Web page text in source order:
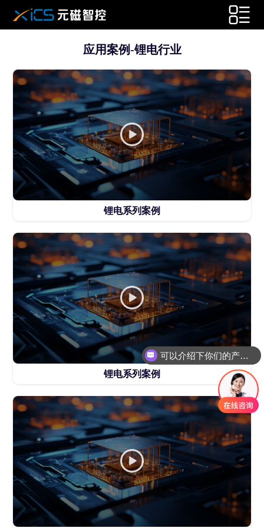
应用案例-锂电行业
锂电系列案例
锂电系列案例
可以介绍下你们的产品么